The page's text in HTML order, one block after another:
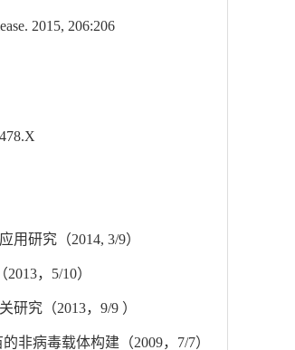
2015, 206:206
研究（2014, 3/9）
，5/10）
究（2013，9/9 ）
非病毒载体构建（2009，7/7）